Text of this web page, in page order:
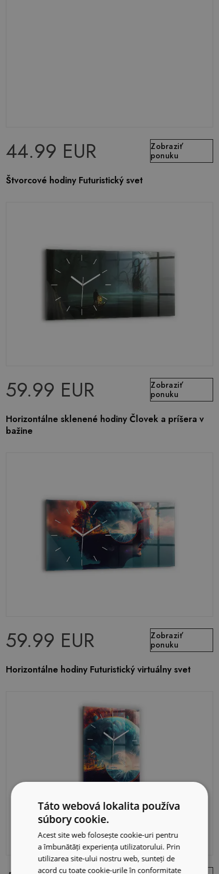
44.99 EUR
Zobraziť
ponuku
Štvorcové hodiny Futuristický svet
59.99 EUR
Zobraziť
ponuku
Horizontálne sklenené hodiny Človek a príšera v
bažine
59.99 EUR
Zobraziť
ponuku
Horizontálne hodiny Futuristický virtuálny svet
Táto webová lokalita používa
súbory cookie.
Acest site web folosește cookie-uri pentru
a îmbunătăți experiența utilizatorului. Prin
utilizarea site-ului nostru web, sunteți de
acord cu toate cookie-urile în conformitate